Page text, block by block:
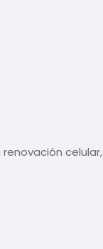
celular,